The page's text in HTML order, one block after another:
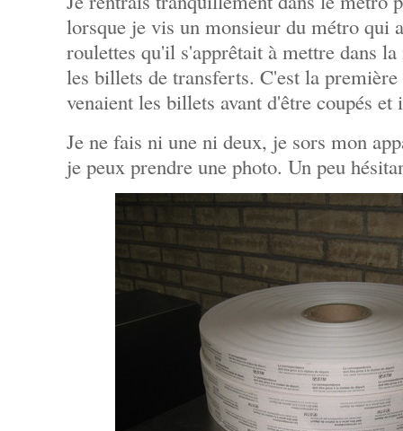
lorsque je vis un monsieur du métro qui
roulettes qu'il s'apprêtait à mettre dans
les billets de transferts. C'est la
venaient les billets avant d'être coupés
Je ne fais ni une ni deux, je sors mon
je peux prendre une photo. Un peu